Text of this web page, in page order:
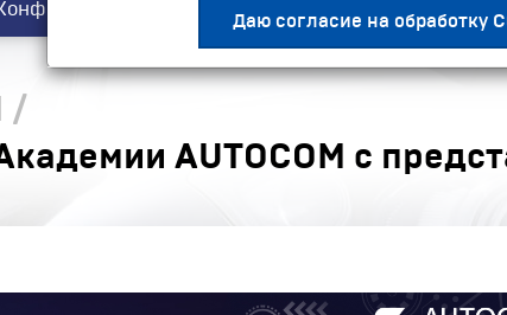
/
AUTOCOM с
Даю согласие на обработку